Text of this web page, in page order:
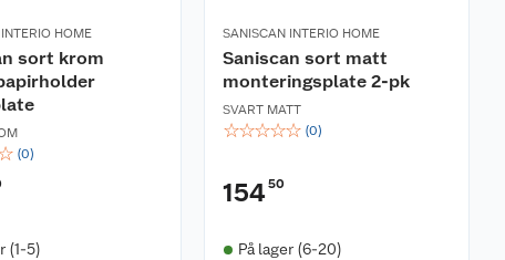
HOME
sort krom
(0)
(1-5)
SANISCAN INTERIO HOME
Saniscan sort matt
monteringsplate 2-pk
SVART MATT
☆☆☆☆☆ (0)
15450
På lager (6-20)